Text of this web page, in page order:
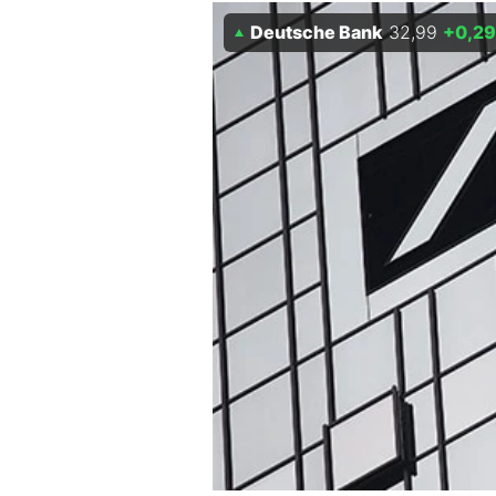
Experten
Mein B:O
Mein Konto
Folgen Sie uns
Kontakt
Deutsche Bank 32,99 +0,29